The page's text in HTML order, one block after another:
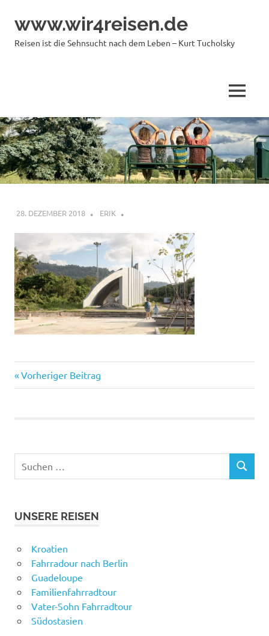
Inhaltwww.wir4reisen.de
Reisen ist die Sehnsucht nach dem Leben – Kurt Tucholsky
MENÜ
28. DEZEMBER 2018 ERIK
Beitragsnavigation
Vorheriger
Beitrag:
Vorheriger Beitrag
nach:
SUCHEN
UNSERE REISEN
Kroatien
Fahrradour nach Berlin
Guadeloupe
Familienfahrradtour
Vater-Sohn Fahrradtour
Südostasien